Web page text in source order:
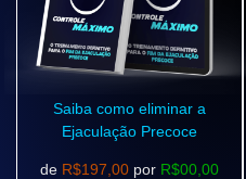
Saiba como eliminar a
Ejaculação Precoce
de R$197,00 por R$00,00